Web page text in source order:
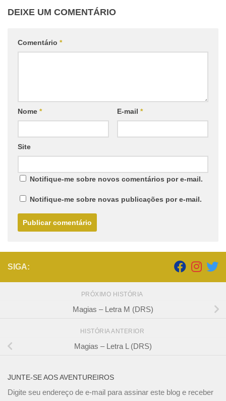
DEIXE UM COMENTÁRIO
Comentário *
Nome * E-mail *
Site
Notifique-me sobre novos comentários por e-mail.
Notifique-me sobre novas publicações por e-mail.
SIGA:
PRÓXIMO HISTÓRIA
Magias – Letra M (DRS)
HISTÓRIA ANTERIOR
Magias – Letra L (DRS)
JUNTE-SE AOS AVENTUREIROS
Digite seu endereço de e-mail para assinar este blog e receber